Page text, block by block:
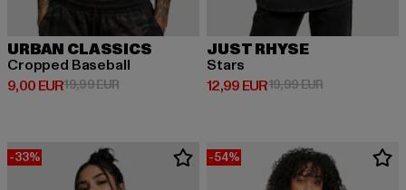
URBAN CLASSICS
Cropped Baseball
9,00 EUR
Derzeitiger Preis: 9,00 EUR
19,99 EURAktionspreis: 19,99 EUR
JUST RHYSE
Stars
12,99 EUR
Derzeitiger Preis: 12,99 EUR
19,99 EURAktionspreis:
-33% -54%